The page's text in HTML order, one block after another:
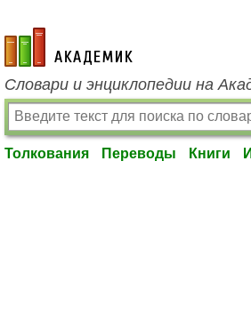
academic.ru
Словари и энциклопедии на
Толкования Переводы Книги